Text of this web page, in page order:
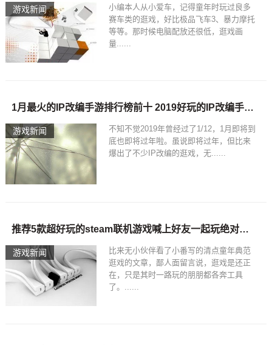
游戏新闻
小编本人从小爱车，记得童年时玩过良多
赛车类的逛戏，好比极品飞车3、暴力摩托
等等。那时候电脑配放还很低，逛戏画
量......
游戏新闻
1月最火的IP改编手游排行榜前十 2019好玩的IP改编手游推荐？
不知不觉2019年曾经过了1/12，1月即将到
底也即将过年啦。虽说即将过年，但比来
爆出了不少IP改编的逛戏，无......
游戏新闻
推荐5款超好玩的steam联机游戏喊上好友一起玩绝对欢乐无比！_求几个好玩的手游
比来无小伙伴看了小番写的清点童年典范
逛戏的文章，鄙人面留言说，逛戏是还正
在，只是其时一路玩的朋朋都各奔工具
了。......